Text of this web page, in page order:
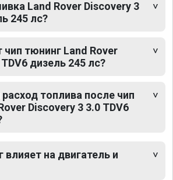
Land Rover Discovery 3
245 лс?
чип тюнинг Land Rover
дизель 245 лс?
топлива после чип
Discovery 3 3.0 TDV6
влияет на двигатель и